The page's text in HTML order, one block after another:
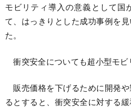
モビリティ導入の意義として国
て、はっきりとした成功事例を
た。
衝突安全についても超小型モビ
販売価格を下げるために開発
るとすると、衝突安全に対する